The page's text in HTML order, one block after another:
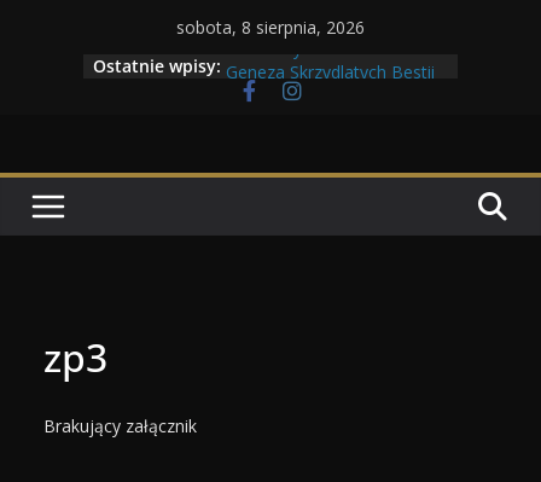
sobota, 8 sierpnia, 2026
Ostatnie wpisy:
Maratony filmowe 2026
Geneza Skrzydlatych Bestii
Wojna krasnoludów z elfami
zp3
Brakujący załącznik